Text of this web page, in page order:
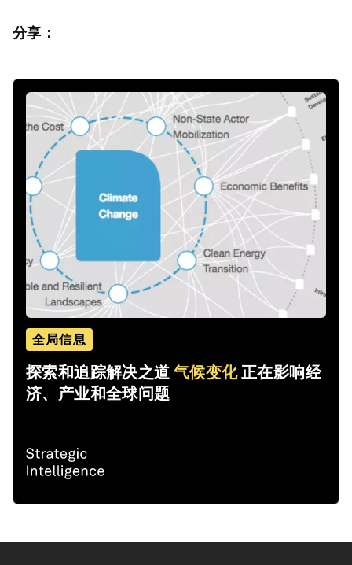
分享：
全局信息
探索和追踪解决之道气候变化正在影响经
济、产业和全球问题